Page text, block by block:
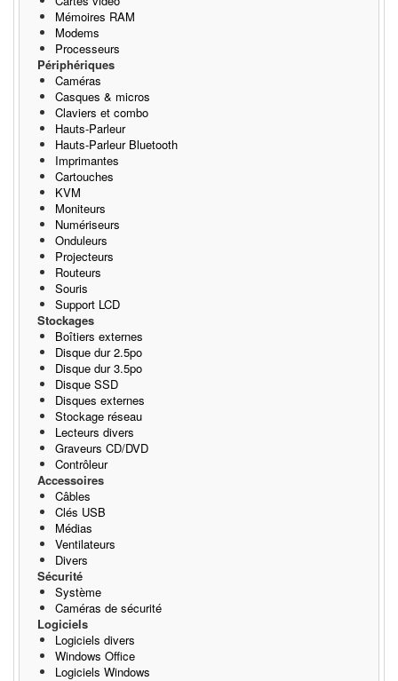
Mémoires RAM
Modems
Processeurs
Périphériques
Caméras
Casques & micros
Claviers et combo
Hauts-Parleur
Hauts-Parleur Bluetooth
Imprimantes
Cartouches
KVM
Moniteurs
Numériseurs
Onduleurs
Projecteurs
Routeurs
Souris
Support LCD
Stockages
Boîtiers externes
Disque dur 2.5po
Disque dur 3.5po
Disque SSD
Disques externes
Stockage réseau
Lecteurs divers
Graveurs CD/DVD
Contrôleur
Accessoires
Câbles
Clés USB
Médias
Ventilateurs
Divers
Sécurité
Système
Caméras de sécurité
Logiciels
Logiciels divers
Windows Office
Logiciels Windows